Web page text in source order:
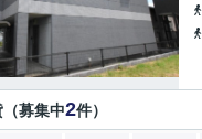
募集中2件）